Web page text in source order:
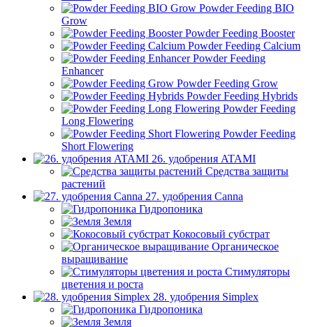
Powder Feeding BIO
Grow
Powder Feeding Booster
Powder Feeding Calcium
Powder Feeding
Enhancer
Powder Feeding Grow
Powder Feeding Hybrids
Powder Feeding
Long Flowering
Powder Feeding
Short Flowering
26. удобрения ATAMI
Средства защиты
растений
27. удобрения Canna
Гидропоника
Земля
Кокосовый субстрат
Органическое
выращивание
Стимуляторы
цветения и роста
28. удобрения Simplex
Гидропоника
Земля